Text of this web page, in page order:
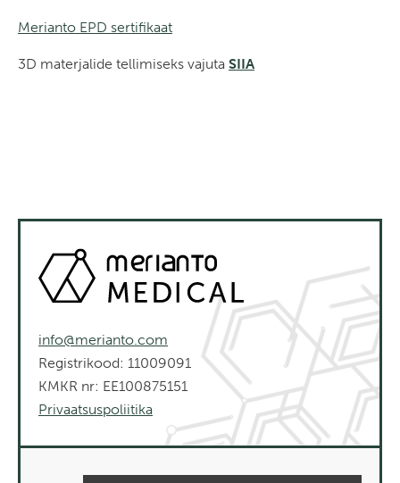
Merianto EPD sertifikaat
3D materjalide tellimiseks vajuta SIIA
info@merianto.com
Registrikood: 11009091
KMKR nr: EE100875151
Privaatsuspoliitika